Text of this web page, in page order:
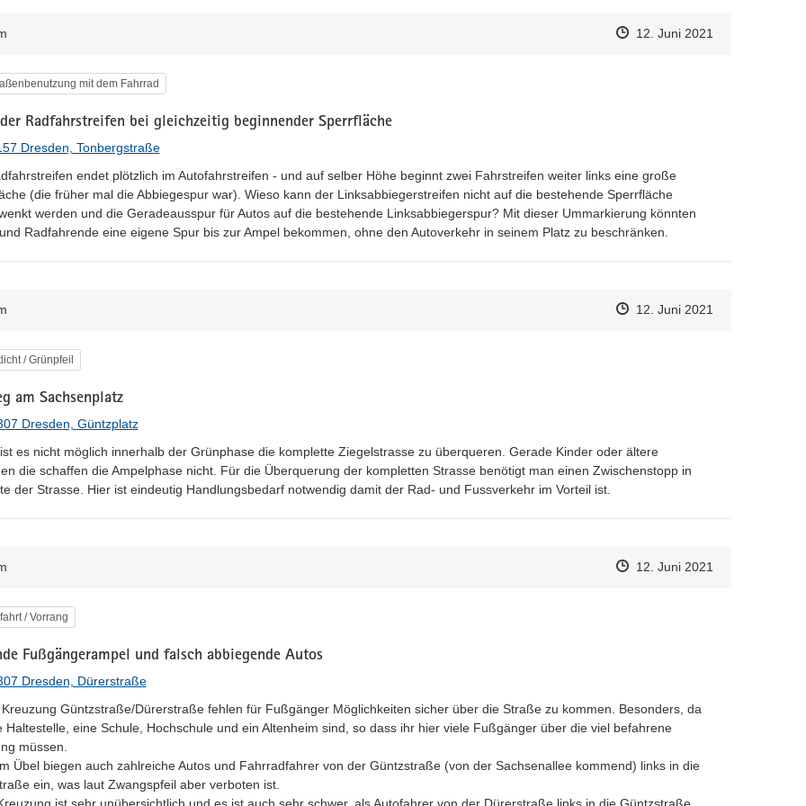
Zeitpunkt des Erstellens
Zeitpunkt des Erstellens
12. Juni 2021
mit dem Fahrrad
Radfahrstreifen bei gleichzeitig beginnender Sperrfläche
Dresden, Tonbergstraße
endet plötzlich im Autofahrstreifen - und auf selber Höhe beginnt zwei Fahrstreifen weiter links eine große
(die früher mal die Abbiegespur war). Wieso kann der Linksabbiegerstreifen nicht auf die bestehende Sperrfläche
werden und die Geradeausspur für Autos auf die bestehende Linksabbiegerspur? Mit dieser Ummarkierung könnten
Radfahrende eine eigene Spur bis zur Ampel bekommen, ohne den Autoverkehr in seinem Platz zu beschränken.
Zeitpunkt des Erstellens
Zeitpunkt des Erstellens
12. Juni 2021
/ Grünpfeil
am Sachsenplatz
Dresden, Güntzplatz
es nicht möglich innerhalb der Grünphase die komplette Ziegelstrasse zu überqueren. Gerade Kinder oder ältere
die schaffen die Ampelphase nicht. Für die Überquerung der kompletten Strasse benötigt man einen Zwischenstopp in
der Strasse. Hier ist eindeutig Handlungsbedarf notwendig damit der Rad- und Fussverkehr im Vorteil ist.
Zeitpunkt des Erstellens
Zeitpunkt des Erstellens
12. Juni 2021
/ Vorrang
Fußgängerampel und falsch abbiegende Autos
Dresden, Dürerstraße
Güntzstraße/Dürerstraße fehlen für Fußgänger Möglichkeiten sicher über die Straße zu kommen. Besonders, da
Haltestelle, eine Schule, Hochschule und ein Altenheim sind, so dass ihr hier viele Fußgänger über die viel befahrene
müssen.
Übel biegen auch zahlreiche Autos und Fahrradfahrer von der Güntzstraße (von der Sachsenallee kommend) links in die
ein, was laut Zwangspfeil aber verboten ist.